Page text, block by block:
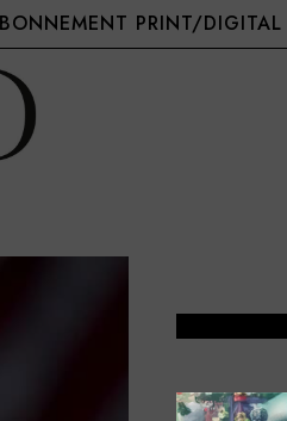
PRINT/DIGITAL